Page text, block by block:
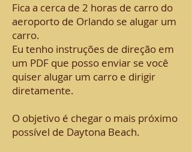
Fica a cerca de 2 horas de carro do
aeroporto de Orlando se alugar um
carro.
Eu tenho instruções de direção em
um PDF que posso enviar se você
quiser alugar um carro e dirigir
diretamente.
O objetivo é chegar o mais próximo
possível de Daytona Beach.